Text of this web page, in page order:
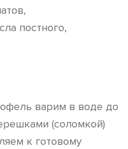
постного,
варим в воде до
(соломкой)
к готовому